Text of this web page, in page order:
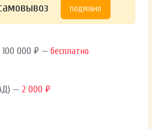
ПОДРОБНО
100 000 ₽ —бесплатно
— 2 000 ₽